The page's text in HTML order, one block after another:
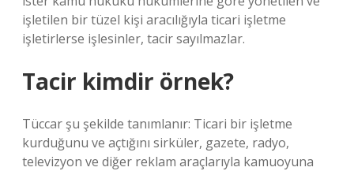
işletilen bir tüzel kişi aracılığıyla ticari işletme
işletirlerse işlesinler, tacir sayılmazlar.
Tacir kimdir örnek?
Tüccar şu şekilde tanımlanır: Ticari bir işletme
kurduğunu ve açtığını sirküler, gazete, radyo,
televizyon ve diğer reklam araçlarıyla kamuoyuna